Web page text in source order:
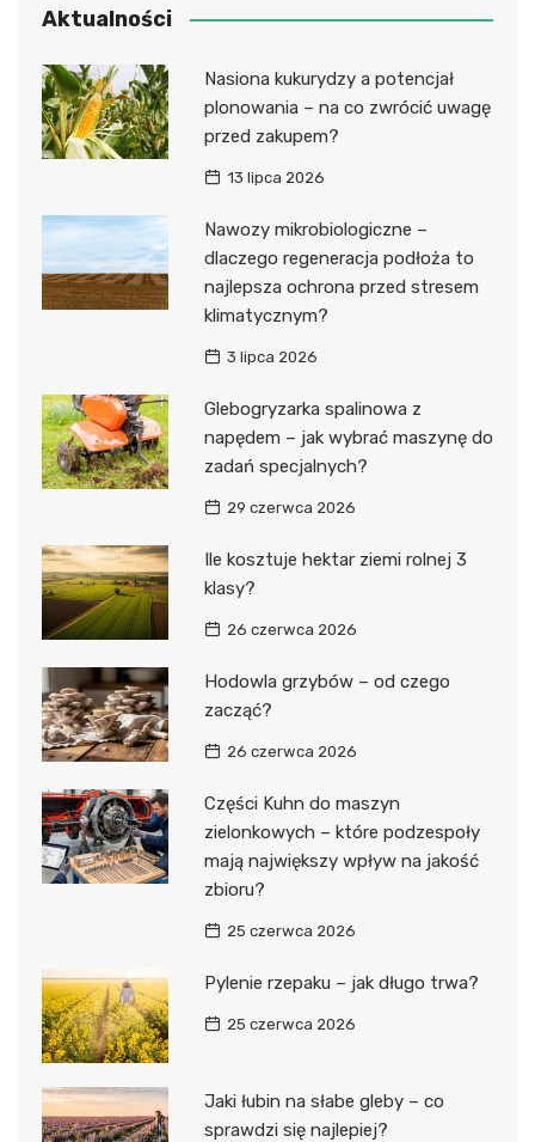
Aktualności
Nasiona kukurydzy a potencjał
plonowania – na co zwrócić uwagę
przed zakupem?
13 lipca 2026
Nawozy mikrobiologiczne –
dlaczego regeneracja podłoża to
najlepsza ochrona przed stresem
klimatycznym?
3 lipca 2026
Glebogryzarka spalinowa z
napędem – jak wybrać maszynę do
zadań specjalnych?
29 czerwca 2026
Ile kosztuje hektar ziemi rolnej 3
klasy?
26 czerwca 2026
Hodowla grzybów – od czego
zacząć?
26 czerwca 2026
Części Kuhn do maszyn
zielonkowych – które podzespoły
mają największy wpływ na jakość
zbioru?
25 czerwca 2026
Pylenie rzepaku – jak długo trwa?
25 czerwca 2026
Jaki łubin na słabe gleby – co
sprawdzi się najlepiej?